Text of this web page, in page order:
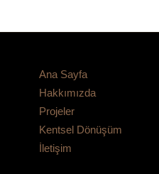
Ana Sayfa
Hakkımızda
Projeler
Kentsel Dönüşüm
İletişim